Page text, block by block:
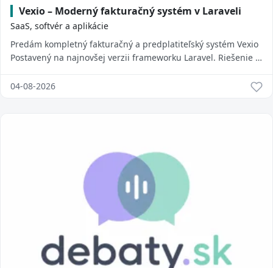
Vexio – Moderný fakturačný systém v Laraveli
SaaS, softvér a aplikácie
Predám kompletný fakturačný a predplatiteľský systém Vexio
Postavený na najnovšej verzii frameworku Laravel. Riešenie je
04-08-2026